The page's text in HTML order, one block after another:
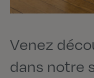
Venez
dans notre